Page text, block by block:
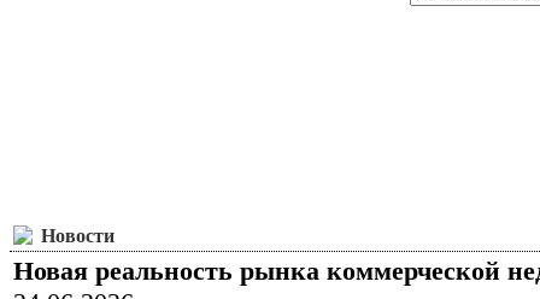
Новости
Новая реальность рынка коммерческой